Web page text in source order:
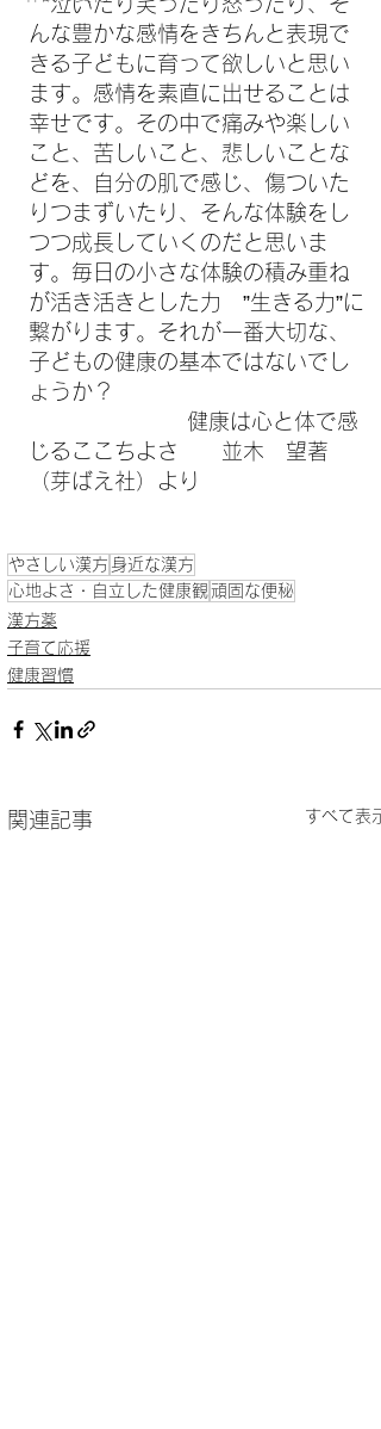
んな豊かな感情をきちんと表現で
きる子どもに育って欲しいと思い
ます。感情を素直に出せることは
幸せです。その中で痛みや楽しい
こと、苦しいこと、悲しいことな
どを、自分の肌で感じ、傷ついた
りつまずいたり、そんな体験をし
つつ成長していくのだと思いま
す。毎日の小さな体験の積み重ね
が活き活きとした力　”生きる力”に
繋がります。それが一番大切な、
子どもの健康の基本ではないでし
ょうか？
健康は心と体で感
じるここちよさ　　並木　望著
（芽ばえ社）より
やさしい漢方 身近な漢方
心地よさ・自立した健康観頑固な便秘
漢方薬
子育て応援
健康習慣
関連記事 すべて表示